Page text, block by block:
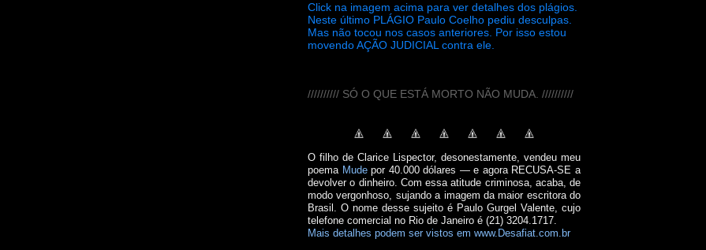
Click na imagem acima para ver detalhes dos plágios.
Neste último PLÁGIO Paulo Coelho pediu desculpas.
Mas não tocou nos casos anteriores. Por isso estou
movendo AÇÃO JUDICIAL contra ele.
////////// SÓ O QUE ESTÁ MORTO NÃO MUDA. //////////
O filho de Clarice Lispector, desonestamente, vendeu meu
poema Mudepor 40.000 dólares — e agora RECUSA-SE a
devolver o dinheiro. Com essa atitude criminosa, acaba, de
modo vergonhoso, sujando a imagem da maior escritora do
Brasil. O nome desse sujeito é Paulo Gurgel Valente, cujo
telefone comercial no Rio de Janeiro é (21) 3204.1717.
Mais detalhes podem ser vistos em www.Desafiat.com.br